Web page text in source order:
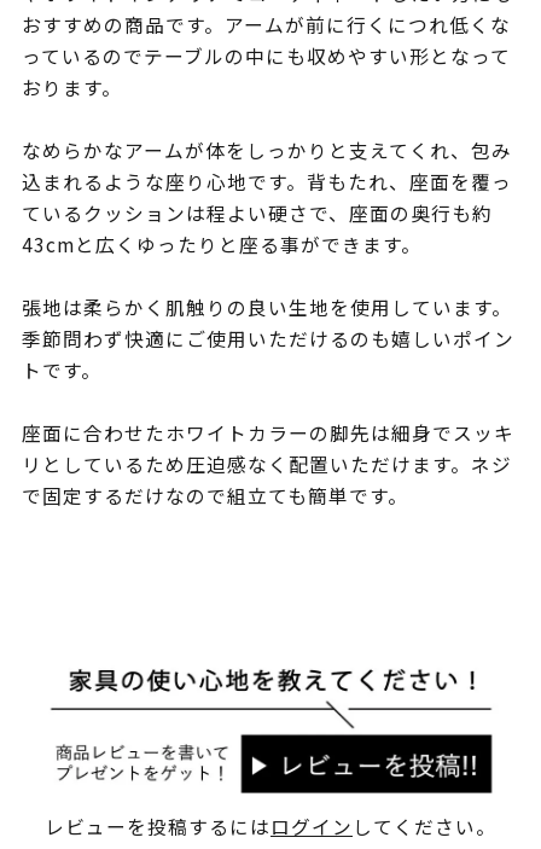
おすすめの商品です。アームが前に行くにつれ低くな
っているのでテーブルの中にも収めやすい形となって
おります。
なめらかなアームが体をしっかりと支えてくれ、包み
込まれるような座り心地です。背もたれ、座面を覆っ
ているクッションは程よい硬さで、座面の奥行も約
43cmと広くゆったりと座る事ができます。
張地は柔らかく肌触りの良い生地を使用しています。
季節問わず快適にご使用いただけるのも嬉しいポイン
トです。
座面に合わせたホワイトカラーの脚先は細身でスッキ
リとしているため圧迫感なく配置いただけます。ネジ
で固定するだけなので組立ても簡単です。
レビューを投稿するにはログイン してください。